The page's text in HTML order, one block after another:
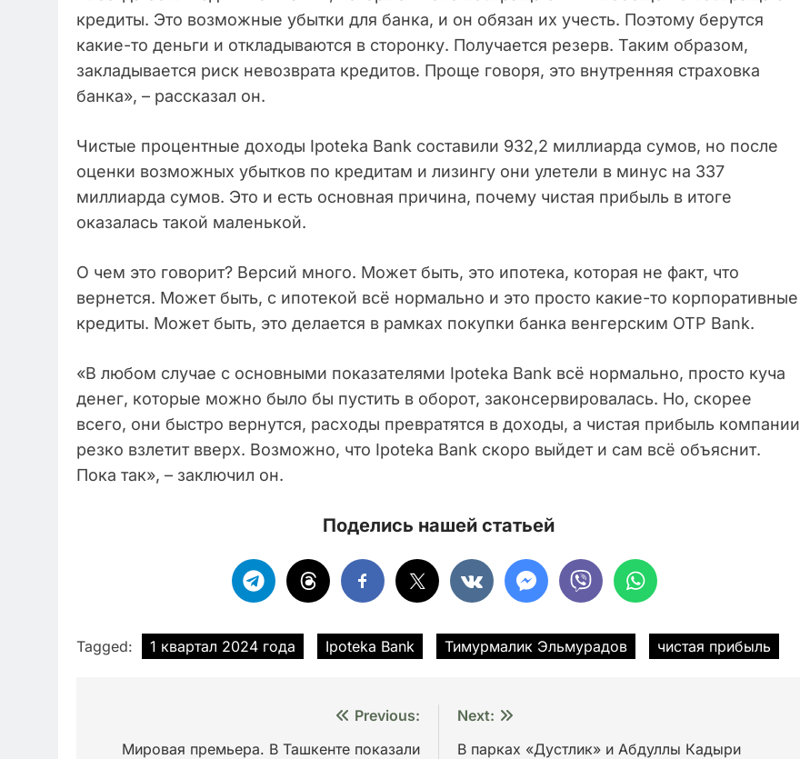
кредиты. Это возможные убытки для банка, и он обязан их учесть. Поэтому берутся
какие-то деньги и откладываются в сторонку. Получается резерв. Таким образом,
закладывается риск невозврата кредитов. Проще говоря, это внутренняя страховка
банка», – рассказал он.
Чистые процентные доходы Ipoteka Bank составили 932,2 миллиарда сумов, но после
оценки возможных убытков по кредитам и лизингу они улетели в минус на 337
миллиарда сумов. Это и есть основная причина, почему чистая прибыль в итоге
оказалась такой маленькой.
О чем это говорит? Версий много. Может быть, это ипотека, которая не факт, что
вернется. Может быть, с ипотекой всё нормально и это просто какие-то корпоративные
кредиты. Может быть, это делается в рамках покупки банка венгерским OTP Bank.
«В любом случае с основными показателями Ipoteka Bank всё нормально, просто куча
денег, которые можно было бы пустить в оборот, законсервировалась. Но, скорее
всего, они быстро вернутся, расходы превратятся в доходы, а чистая прибыль компании
резко взлетит вверх. Возможно, что Ipoteka Bank скоро выйдет и сам всё объяснит.
Пока так», – заключил он.
Поделись нашей статьей
Tagged: 1 квартал 2024 года Ipoteka Bank Тимурмалик Эльмурадов чистая прибыль
Previous:
Мировая премьера. В Ташкенте показали
Next:
В парках «Дустлик» и Абдуллы Кадыри